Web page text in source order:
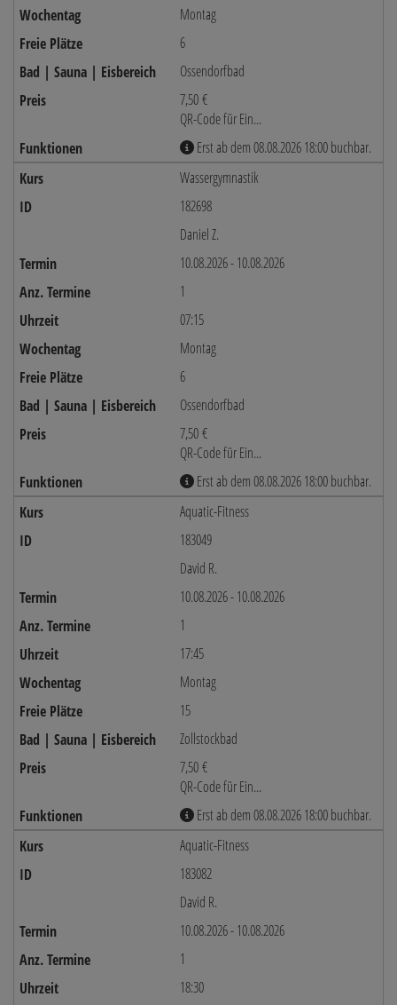
Montag
6
Ossendorfbad
7,50 €
QR-Code für Ein...
Erst ab dem 08.08.2026 18:00 buchbar.
Wassergymnastik
182698
Daniel Z.
10.08.2026 - 10.08.2026
1
07:15
Montag
6
Ossendorfbad
7,50 €
QR-Code für Ein...
Erst ab dem 08.08.2026 18:00 buchbar.
Aquatic-Fitness
183049
David R.
10.08.2026 - 10.08.2026
1
17:45
Montag
15
Zollstockbad
7,50 €
QR-Code für Ein...
Erst ab dem 08.08.2026 18:00 buchbar.
Aquatic-Fitness
183082
David R.
10.08.2026 - 10.08.2026
1
18:30